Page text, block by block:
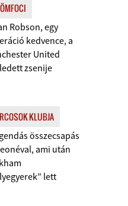
Robson, egy
kedvence, a
United
zsenije
KLUBJA
összecsapás
ami után
lett